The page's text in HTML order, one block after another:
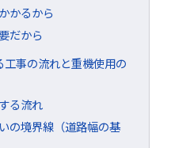
かるから
だから
事の流れと重機使用の
る流れ
の境界線（道路幅の基